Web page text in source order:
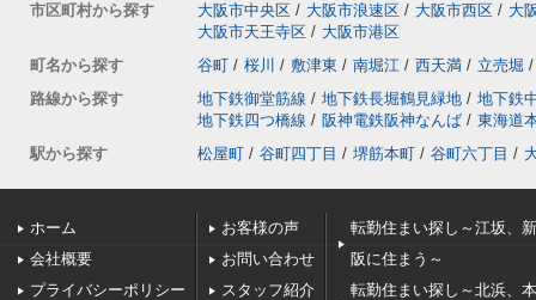
市区町村から探す 大阪市中央区 / 大阪市浪速区 / 大阪市西区 / 大
大阪市天王寺区 / 大阪市港区
町名から探す
谷町 / 桜川 / 敷津東 / 南堀江 / 西天満 / 立売堀 /
路線から探す
地下鉄御堂筋線 / 地下鉄長堀鶴見緑地 / 地下鉄
地下鉄四つ橋線 / 阪神電鉄阪神なんば / 東海道
駅から探す
松屋町 / 谷町四丁目 / 堺筋本町 / 谷町六丁目 /
ホーム
会社概要
プライバシーポリシー
お客様の声
お問い合わせ
スタッフ紹介
転勤住まい探し～江坂、
阪に住まう～
転勤住まい探し～北浜、